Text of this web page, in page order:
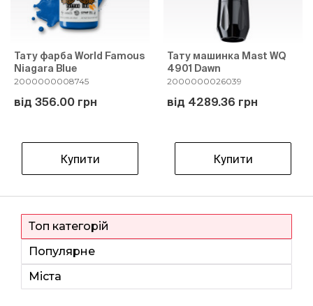
Тату фарба World Famous
Niagara Blue
2000000008745
від 356.00 грн
Купити
Тату машинка Mast WQ
4901 Dawn
2000000026039
від 4289.36 грн
Купити
Топ категорій
Популярне
Міста